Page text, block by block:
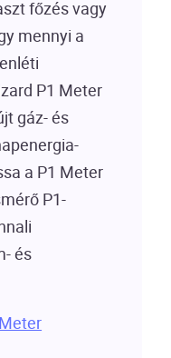
főzés vagy
mennyi a
P1 Meter
gáz- és
a P1 Meter
P1-
és